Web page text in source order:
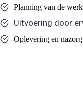
Planning van de
Uitvoering door
Oplevering en nazorg